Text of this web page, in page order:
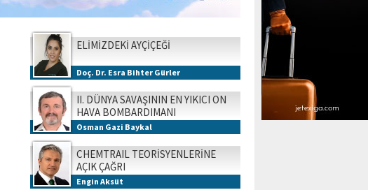
ELİMİZDEKİ AYÇİÇEĞİ
Doç. Dr. Esra Bihter Gürler
II. DÜNYA SAVAŞININ EN YIKICI ON
HAVA BOMBARDIMANI
Osman Gazi Baykal
CHEMTRAIL TEORİSYENLERİNE
AÇIK ÇAĞRI
Engin Aksüt